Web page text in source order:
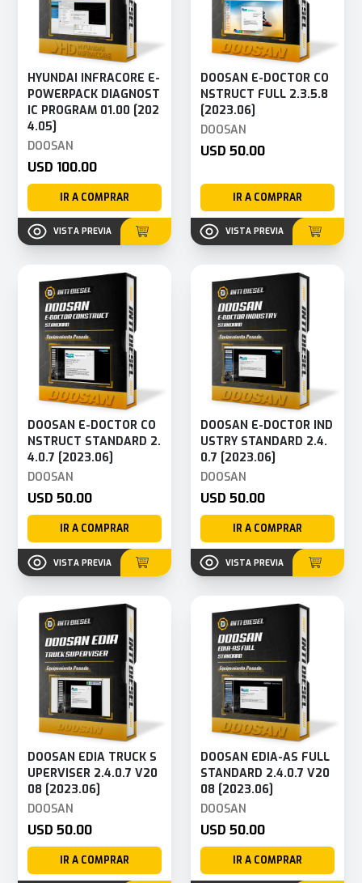
HYUNDAI INFRACORE E-
POWERPACK DIAGNOST
IC PROGRAM 01.00 [202
4.05]
DOOSAN
USD 100.00
IR A COMPRAR
VISTA PREVIA
DOOSAN E-DOCTOR CO
NSTRUCT FULL 2.3.5.8
[2023.06]
DOOSAN
USD 50.00
IR A COMPRAR
VISTA PREVIA
DOOSAN E-DOCTOR CO
NSTRUCT STANDARD 2.
4.0.7 [2023.06]
DOOSAN
USD 50.00
IR A COMPRAR
VISTA PREVIA
DOOSAN E-DOCTOR IND
USTRY STANDARD 2.4.
0.7 [2023.06]
DOOSAN
USD 50.00
IR A COMPRAR
VISTA PREVIA
DOOSAN EDIA TRUCK S
UPERVISER 2.4.0.7 V20
08 [2023.06]
DOOSAN
USD 50.00
IR A COMPRAR
DOOSAN EDIA-AS FULL
STANDARD 2.4.0.7 V20
08 [2023.06]
DOOSAN
USD 50.00
IR A COMPRAR